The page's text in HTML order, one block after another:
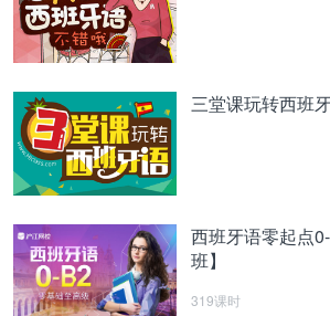
siguientes, lo que llevó a la empresa a
despido. Durante el juicio, la
su intención era gestionar la carga de
empresa había tolerado esta práctica
dos años. No obstante, el juzgado ha
probado que ningún otro trabajador
hora y que la empleada no podía
de anticipar su entrada.
三堂课玩转西班
西班牙语零起点
班】
319课时